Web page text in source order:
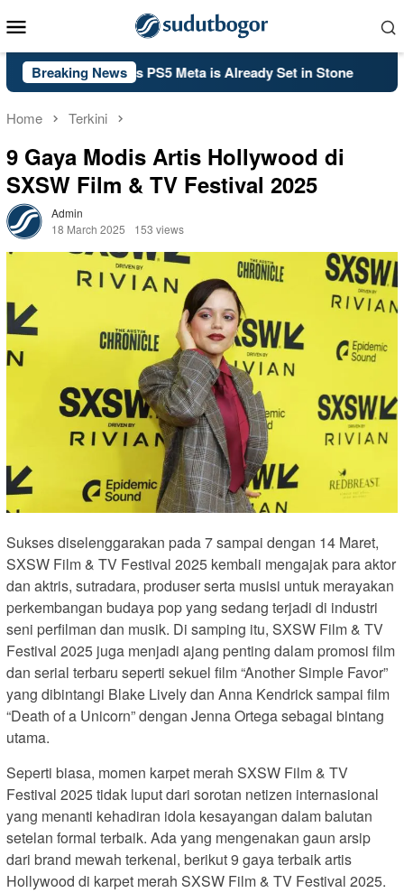
to
Menu
Breaking News
Black Ops 2’s PS5 Meta is Already Set in Stone
Home Terkini
9 Gaya Modis Artis Hollywood di
SXSW Film & TV Festival 2025
Admin
18 March 2025
153 views
Sukses diselenggarakan pada 7 sampai dengan 14 Maret,
SXSW Film & TV Festival 2025 kembali mengajak para aktor
dan aktris, sutradara, produser serta musisi untuk merayakan
perkembangan budaya pop yang sedang terjadi di industri
seni perfilman dan musik. Di samping itu, SXSW Film & TV
Festival 2025 juga menjadi ajang penting dalam promosi film
dan serial terbaru seperti sekuel film “Another Simple Favor”
yang dibintangi Blake Lively dan Anna Kendrick sampai film
“Death of a Unicorn” dengan Jenna Ortega sebagai bintang
utama.
Seperti biasa, momen karpet merah SXSW Film & TV
Festival 2025 tidak luput dari sorotan netizen internasional
yang menanti kehadiran idola kesayangan dalam balutan
setelan formal terbaik. Ada yang mengenakan gaun arsip
dari brand mewah terkenal, berikut 9 gaya terbaik artis
Hollywood di karpet merah SXSW Film & TV Festival 2025.